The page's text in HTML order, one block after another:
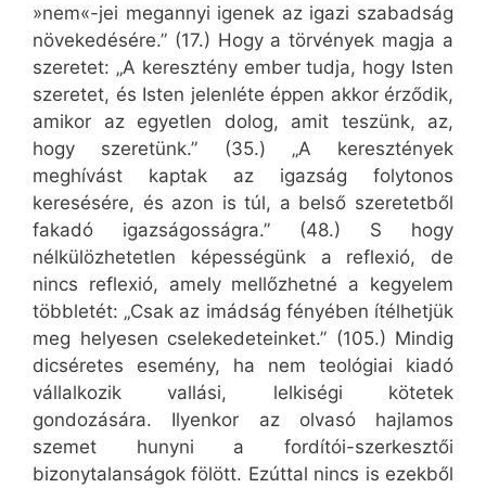
»nem«-jei megannyi igenek az igazi szabadság
növekedésére.” (17.) Hogy a törvények magja a
szeretet: „A keresztény ember tudja, hogy Isten
szeretet, és Isten jelenléte éppen akkor érződik,
amikor az egyetlen dolog, amit teszünk, az,
hogy szeretünk.” (35.) „A keresztények
meghívást kaptak az igazság folytonos
keresésére, és azon is túl, a belső szeretetből
fakadó igazságosságra.” (48.) S hogy
nélkülözhetetlen képességünk a reflexió, de
nincs reflexió, amely mellőzhetné a kegyelem
többletét: „Csak az imádság fényében ítélhetjük
meg helyesen cselekedeteinket.” (105.) Mindig
dicséretes esemény, ha nem teológiai kiadó
vállalkozik vallási, lelkiségi kötetek
gondozására. Ilyenkor az olvasó hajlamos
szemet hunyni a fordítói-szerkesztői
bizonytalanságok fölött. Ezúttal nincs is ezekből